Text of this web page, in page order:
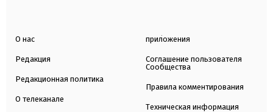
О нас
Редакция
Редакционная политика
О телеканале
приложения
Соглашение пользователя
Сообщества
Правила комментирования
Техническая информация